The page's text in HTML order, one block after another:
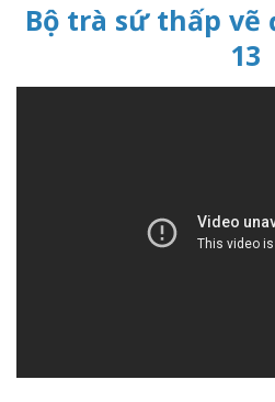
Bộ trà sứ thấp vẽ
13